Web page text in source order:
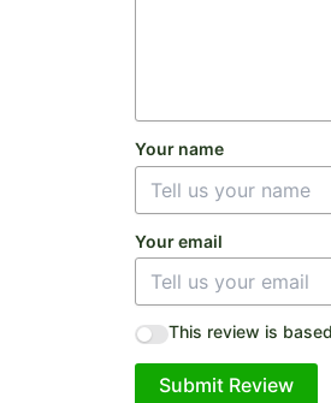
Your name
Your email
This review is
Submit Review